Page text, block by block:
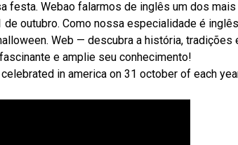
festa. Webao falarmos de inglês um dos mais
outubro. Como nossa especialidade é
Web — descubra a história, tradições
e amplie seu conhecimento!
in america on 31 october of each